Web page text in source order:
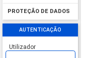
PROTEÇÃO DE DADOS
AUTENTICAÇÃO
Utilizador